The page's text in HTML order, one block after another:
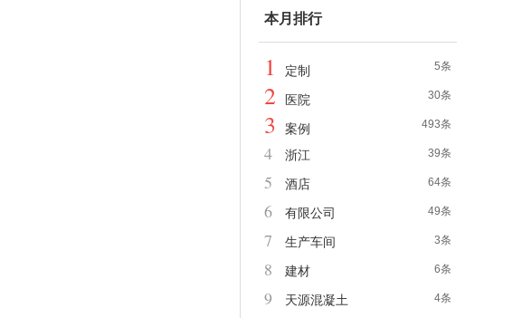
本月排行
5条
1 定制
30条
2 医院
493条
3 案例
39条
4 浙江
64条
5 酒店
49条
6 有限公司
3条
7 生产车间
6条
8 建材
4条
9 天源混凝土